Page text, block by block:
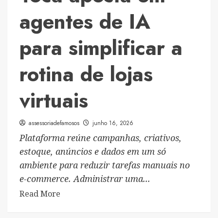
chega
redefinir
o
conceito
de
SUV
esportivo
agentes de IA
para simplificar a
rotina de lojas
virtuais
assessoriadefamosos junho 16, 2026
Plataforma reúne campanhas, criativos,
estoque, anúncios e dados em um só
ambiente para reduzir tarefas manuais no
e-commerce. Administrar uma...
Read More